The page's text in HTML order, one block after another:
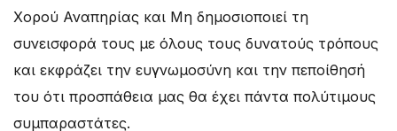
Χορού Αναπηρίας και Μη δημοσιοποιεί τη
συνεισφορά τους με όλους τους δυνατούς τρόπους
και εκφράζει την ευγνωμοσύνη και την πεποίθησή
του ότι προσπάθεια μας θα έχει πάντα πολύτιμους
συμπαραστάτες.